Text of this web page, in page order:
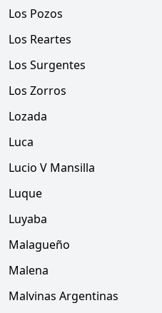
Los Pozos
Los Reartes
Los Surgentes
Los Zorros
Lozada
Luca
Lucio V Mansilla
Luque
Luyaba
Malagueño
Malena
Malvinas Argentinas